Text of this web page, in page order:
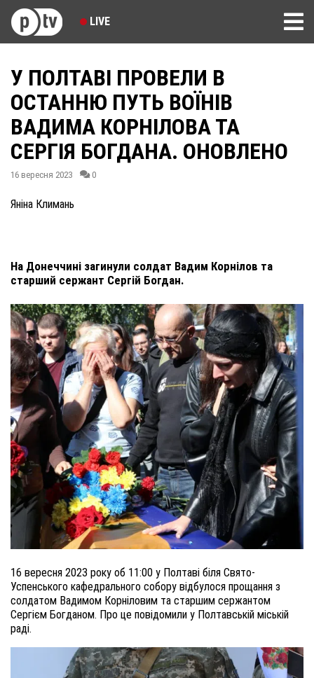
LIVE
У ПОЛТАВІ ПРОВЕЛИ В
ОСТАННЮ ПУТЬ ВОЇНІВ
ВАДИМА КОРНІЛОВА ТА
СЕРГІЯ БОГДАНА. ОНОВЛЕНО
16 вересня 2023 0
Яніна Климань
На Донеччині загинули солдат Вадим Корнілов та
старший сержант Сергій Богдан.
16 вересня 2023 року об 11:00 у Полтаві біля Свято-
Успенського кафедрального собору відбулося прощання з
солдатом Вадимом Корніловим та старшим сержантом
Сергієм Богданом. Про це повідомили у Полтавській міській
раді.